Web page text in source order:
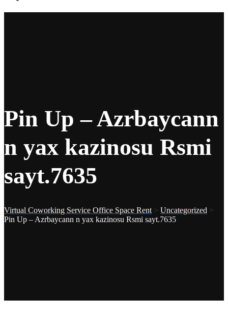
Pin Up – Azrbaycann
n yax kazinosu Rsmi
sayt.7635
Virtual Coworking Service Office Space Rent > Uncategorized >
Pin Up – Azrbaycann n yax kazinosu Rsmi sayt.7635